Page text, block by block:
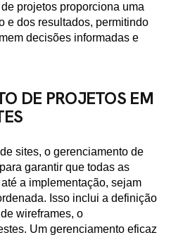
projetos proporciona uma
e dos resultados, permitindo
decisões informadas e
DE PROJETOS EM
sites, o gerenciamento de
garantir que todas as
a implementação, sejam
Isso inclui a definição
wireframes, o
Um gerenciamento eficaz